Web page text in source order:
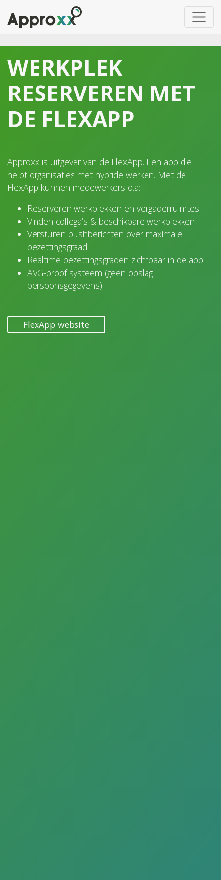
WERKPLEK
RESERVEREN MET
DE FLEXAPP
Approxx is uitgever van de FlexApp. Een app die
helpt organisaties met hybride werken. Met de
FlexApp kunnen medewerkers o.a:
Reserveren werkplekken en vergaderruimtes
Vinden collega’s & beschikbare werkplekken
Versturen pushberichten over maximale
bezettingsgraad
Realtime bezettingsgraden zichtbaar in de app
AVG-proof systeem (geen opslag
persoonsgegevens)
FlexApp website